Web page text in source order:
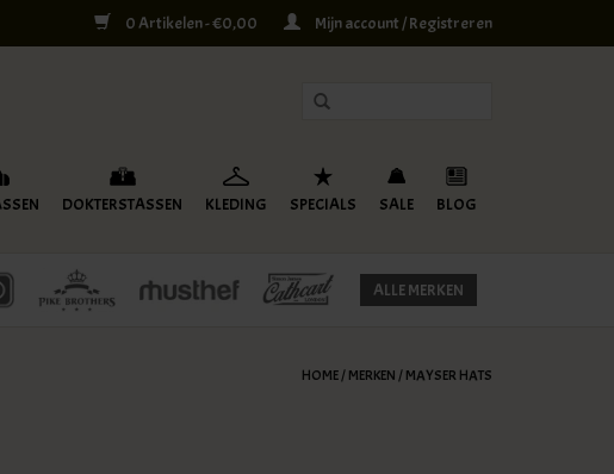
0 Artikelen - €0,00 Mijn account / Registreren
DOKTERSTASSEN KLEDING SPECIALS SALE BLOG
ALLE MERKEN
HOME/MERKEN/MAYSER HATS